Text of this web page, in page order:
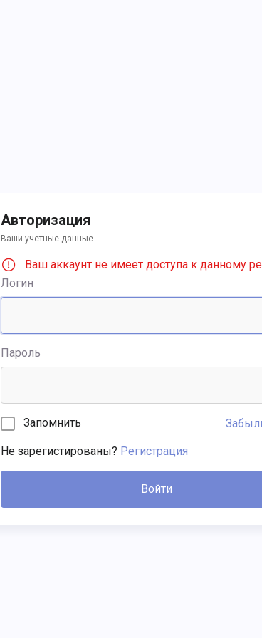
Авторизация
Ваши учетные данные
Ваш аккаунт не имеет доступа к данному
Логин
Пароль
Запомнить
Не зарегистированы? Регистрация